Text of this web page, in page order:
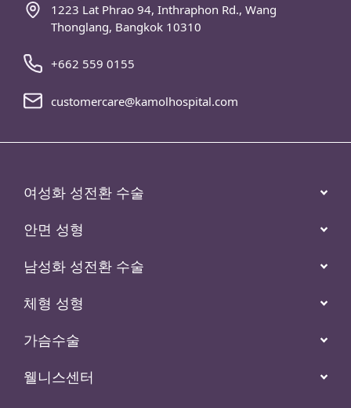
1223 Lat Phrao 94, Inthraphon Rd., Wang
Thonglang, Bangkok 10310
+662 559 0155
customercare@kamolhospital.com
여성화 성전환 수술
안면 성형
남성화 성전환 수술
체형 성형
가슴수술
웰니스센터